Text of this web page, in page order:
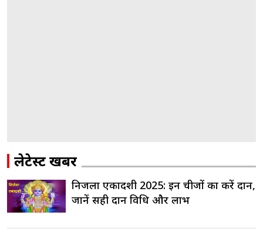
लेटेस्ट खबरें
निर्जला एकादशी 2025: इन चीजों का करें दान,
जानें सही दान विधि और लाभ